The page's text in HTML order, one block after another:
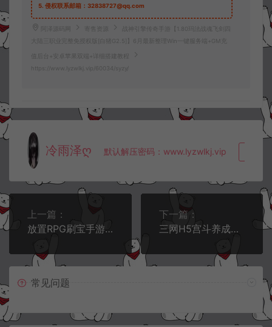
5. 侵权联系邮箱：32838727@qq.com
阿泽源码网 寄售资源
战神引擎传奇手游【1.80玛法战魂飞剑四
大陆三职业完整免授权版[白猪G2.5]】6月最新整理Win一键服务端+GM充
值后台+安卓苹果双端+详细搭建教程
https://www.lyzwlkj.vip/60034/syzy/
冷雨泽ღ 默认解压密码：www.lyzwlkj.vip
上一篇：
放置RPG刷宝手游【英雄有閃S1蚀梦之境三职业代金券内购版】6月最新整理Linux手工服务端+管理后台+代理后台+安卓苹果双端+详细搭建教程+视频教程
下一篇：
三网H5宫斗养成游戏【盛世芳華H5多区跨服内购版】6月最新整理Linux手工服务端+全套前后端源码+CDK授权后台+简易安卓客户端+详细搭建教程+视频教程
常见问题